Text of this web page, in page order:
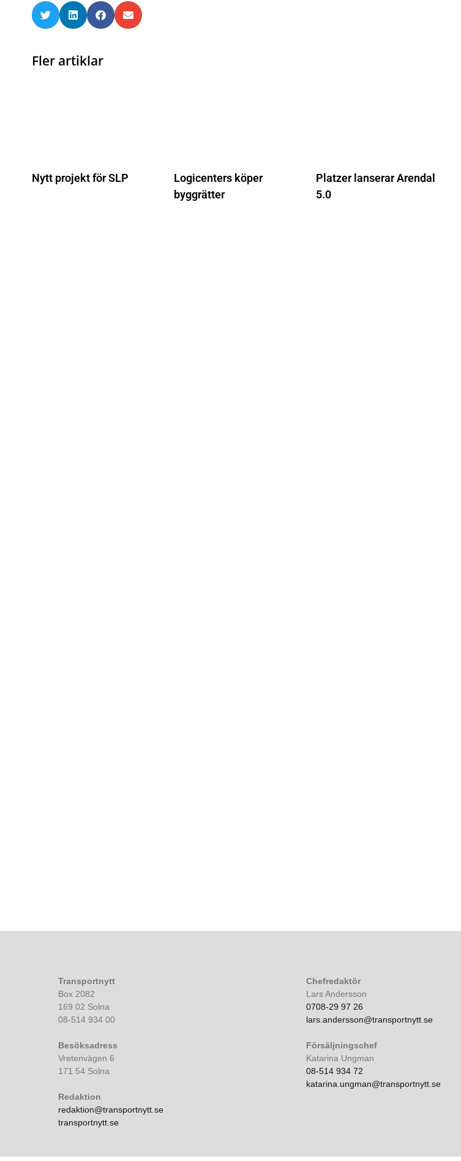
Fler artiklar
Nytt projekt för SLP
Logicenters köper
byggrätter
Platzer lanserar Arendal
5.0
Transportnytt
Box 2082
169 02 Solna
08-514 934 00
Besöksadress
Vretenvägen 6
171 54 Solna
Redaktion
redaktion@transportnytt.se
transportnytt.se
Chefredaktör
Lars Andersson
0708-29 97 26
lars.andersson@transportnytt.se
Försäljningschef
Katarina Ungman
08-514 934 72
katarina.ungman@transportnytt.se